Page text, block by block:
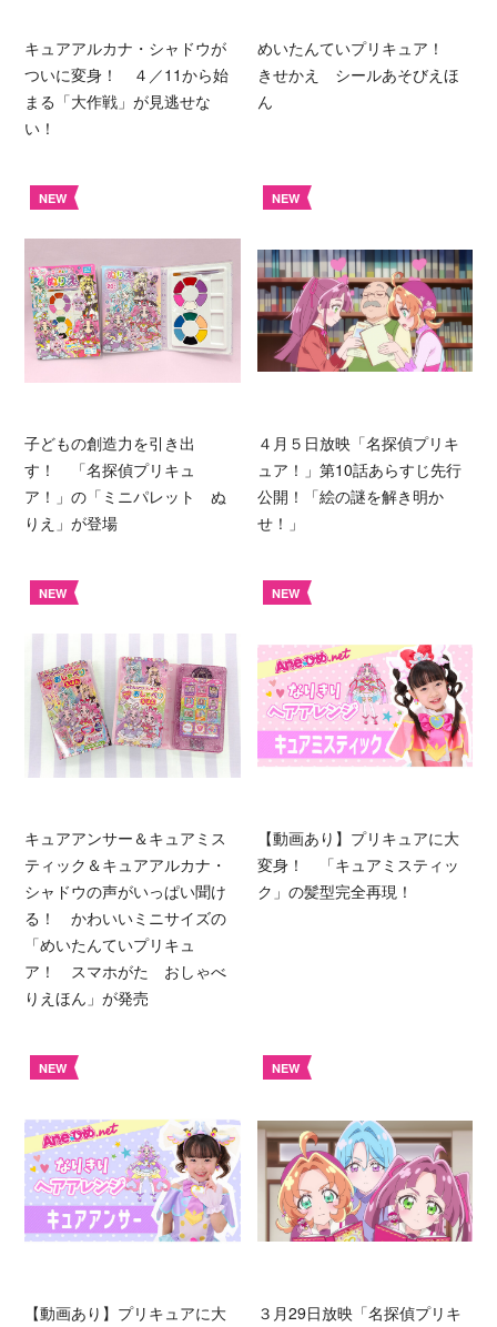
キュアアルカナ・シャドウが
ついに変身！ ４／11から始
まる「大作戦」が見逃せな
い！
めいたんていプリキュア！
きせかえ シールあそびえほ
ん
NEW
子どもの創造力を引き出
す！ 「名探偵プリキュ
ア！」の「ミニパレット ぬ
りえ」が登場
NEW
４月５日放映「名探偵プリキ
ュア！」第10話あらすじ先行
公開！「絵の謎を解き明か
せ！」
NEW
キュアアンサー＆キュアミス
ティック＆キュアアルカナ・
シャドウの声がいっぱい聞け
る！ かわいいミニサイズの
「めいたんていプリキュ
ア！ スマホがた おしゃべ
りえほん」が発売
NEW
【動画あり】プリキュアに大
変身！ 「キュアミスティッ
ク」の髪型完全再現！
NEW
【動画あり】プリキュアに大
NEW
３月29日放映「名探偵プリキ